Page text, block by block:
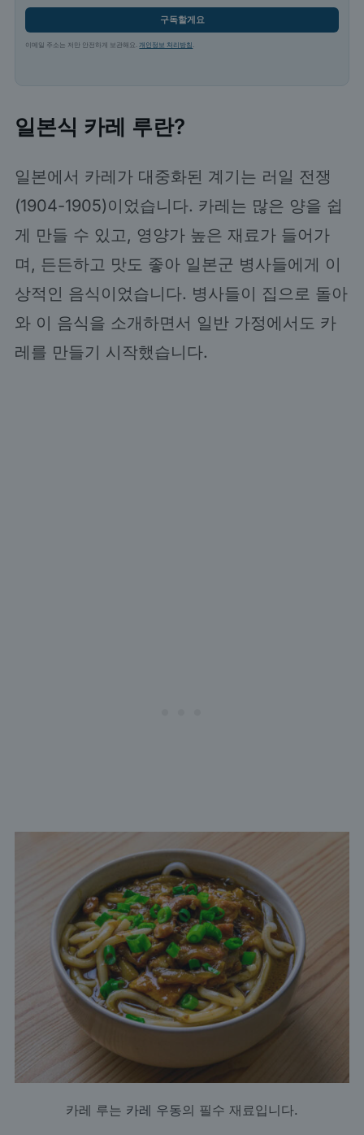
구독할게요
이메일 주소는 저만 안전하게 보관해요. 개인정보 처리방침
일본식 카레 루란?
일본에서 카레가 대중화된 계기는 러일 전쟁
(1904-1905)이었습니다. 카레는 많은 양을 쉽
게 만들 수 있고, 영양가 높은 재료가 들어가
며, 든든하고 맛도 좋아 일본군 병사들에게 이
상적인 음식이었습니다. 병사들이 집으로 돌아
와 이 음식을 소개하면서 일반 가정에서도 카
레를 만들기 시작했습니다.
카레 루는 카레 우동의 필수 재료입니다.